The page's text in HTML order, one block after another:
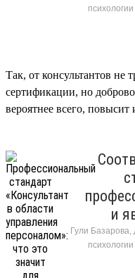
Так, от консультантов не
сертификации, но
вероятнее всего, повысит
и
Гули Базарова,